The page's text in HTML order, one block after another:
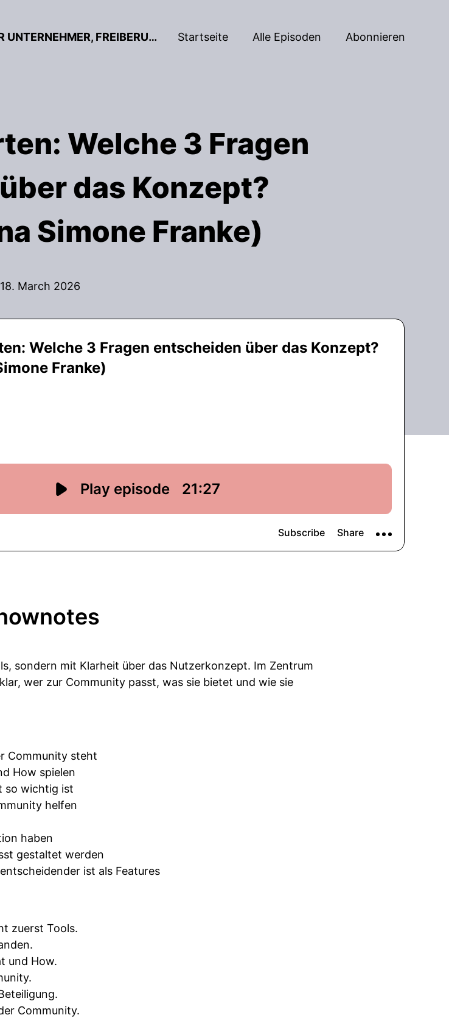
BESSER GRÜNDEN – DER GRÜNDUNGS-PODCAST (FÜR UNTERNEHMER, FREIBERUFLER & START-UPS) Startseite Alle Episoden Abonnieren
Welche 3 Fragen
das Konzept?
Simone Franke)
18. March 2026
sondern mit Klarheit über das Nutzerkonzept. Im Zentrum
wer zur Community passt, was sie bietet und wie sie
Community steht
How spielen
so wichtig ist
helfen
haben
gestaltet werden
ist als Features
zuerst Tools.
und How.
Community.